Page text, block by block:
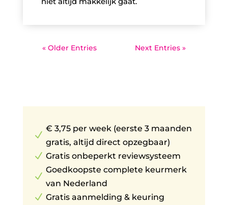
« Older Entries Next Entries »
N
€ 3,75 per week (eerste 3 maanden
gratis, altijd direct opzegbaar)
N Gratis onbeperkt reviewsysteem
N
Goedkoopste complete keurmerk
van Nederland
N Gratis aanmelding & keuring